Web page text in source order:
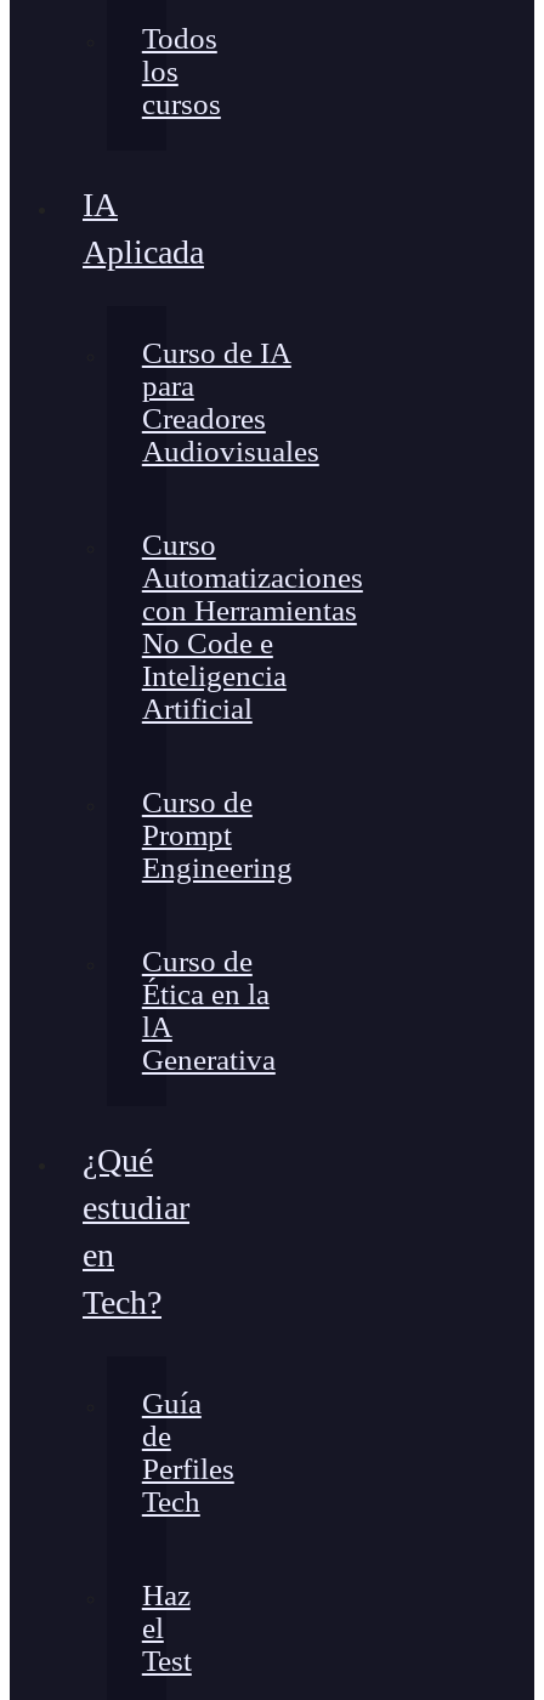
Todos
los
cursos
IA
Aplicada
Curso de IA
para
Creadores
Audiovisuales
Curso
Automatizaciones
con Herramientas
No Code e
Inteligencia
Artificial
Curso de
Prompt
Engineering
Curso de
Ética en la
lA
Generativa
¿Qué
estudiar
en
Tech?
Guía
de
Perfiles
Tech
Haz
el
Test